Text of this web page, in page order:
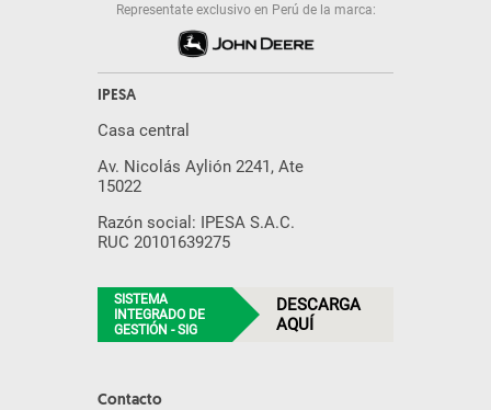
Representate exclusivo en Perú de la marca:
IPESA
Casa central
Av. Nicolás Aylión 2241, Ate
15022
Razón social: IPESA S.A.C.
RUC 20101639275
SISTEMA
INTEGRADO DE
GESTIÓN - SIG
DESCARGA
AQUÍ
Contacto